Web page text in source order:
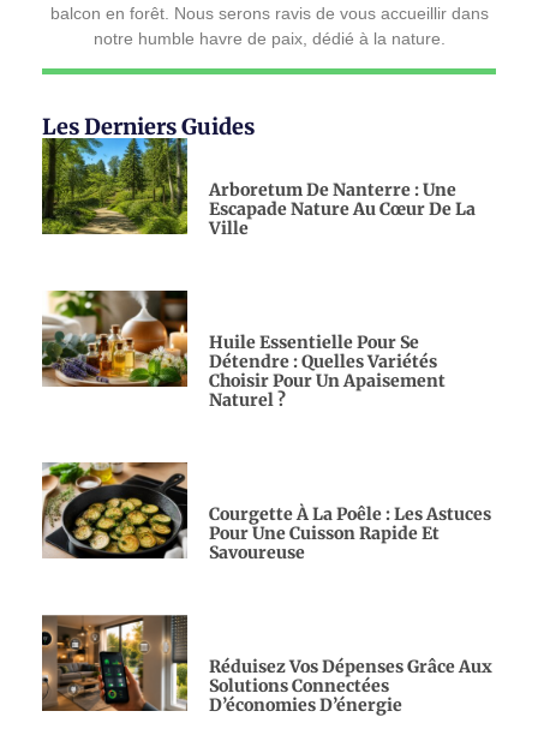
balcon en forêt. Nous serons ravis de vous accueillir dans
notre humble havre de paix, dédié à la nature.
Les Derniers Guides
Arboretum De Nanterre : Une
Escapade Nature Au Cœur De La
Ville
Huile Essentielle Pour Se
Détendre : Quelles Variétés
Choisir Pour Un Apaisement
Naturel ?
Courgette À La Poêle : Les Astuces
Pour Une Cuisson Rapide Et
Savoureuse
Réduisez Vos Dépenses Grâce Aux
Solutions Connectées
D’économies D’énergie